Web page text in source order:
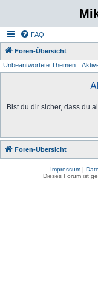
FAQ
Foren-Übersicht
Unbeantwortete Themen
Bist du dir sicher, dass du
Foren-Übersicht
Impressum|
Dieses Forum ist